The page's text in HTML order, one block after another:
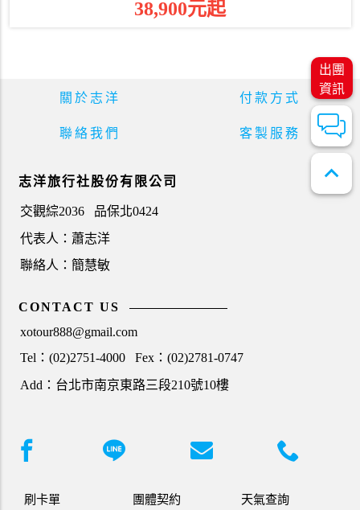
出團
資訊
expand_less
38,900元起
關於志洋 付款方式
聯絡我們 客製服務
志洋旅行社股份有限公司
交觀綜2036
品保北0424
代表人：蕭志洋
聯絡人：簡慧敏
CONTACT US
xotour888@gmail.com
Tel：(02)2751-4000
Fex：(02)2781-0747
Add：台北市南京東路三段210號10樓
刷卡單 團體契約 天氣查詢